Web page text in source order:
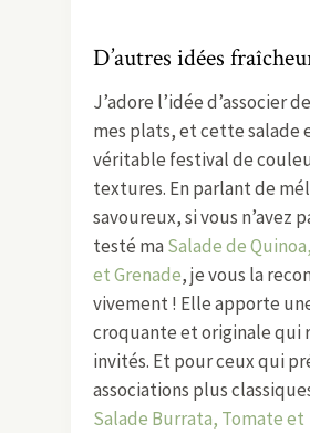
D’autres idées
J’adore l’idée d’associer
mes plats, et cette salade
véritable festival de
textures. En parlant de
savoureux, si vous n’avez
testé ma Salade de
et Grenade, je vous la
vivement ! Elle apporte
croquante et originale qui
invités. Et pour ceux qui
associations plus
Salade Burrata, Tomate et